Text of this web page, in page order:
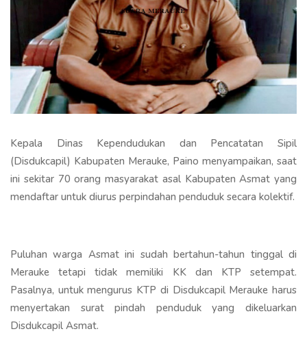
Kepala Dinas Kependudukan dan Pencatatan Sipil
(Disdukcapil) Kabupaten Merauke, Paino menyampaikan, saat
ini sekitar 70 orang masyarakat asal Kabupaten Asmat yang
mendaftar untuk diurus perpindahan penduduk secara kolektif.
Puluhan warga Asmat ini sudah bertahun-tahun tinggal di
Merauke tetapi tidak memiliki KK dan KTP setempat.
Pasalnya, untuk mengurus KTP di Disdukcapil Merauke harus
menyertakan surat pindah penduduk yang dikeluarkan
Disdukcapil Asmat.